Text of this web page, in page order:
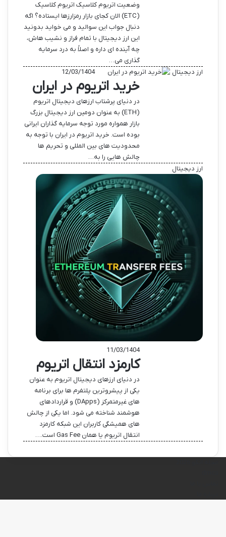
وضعیت اتریوم کلاسیک اتریوم کلاسیک
(ETC) الان کجای بازار رمزارزها ایستاده؟ اگه
دنبال جواب این سوالید و می خواید بدونید
این ارز دیجیتال با تمام فراز و نشیب هاش،
چه آینده ای داره و اصلاً به درد سرمایه
گذاری می…
ارز دیجیتال
12/03/1404
خرید اتریوم در ایران
در دنیای پرشتاب ارزهای دیجیتال اتریوم
(ETH) به عنوان دومین ارز دیجیتال بزرگ
بازار همواره مورد توجه سرمایه گذاران ایرانی
بوده است. خرید اتریوم در ایران با توجه به
محدودیت های بین المللی و تحریم ها
چالش هایی را به…
ارز دیجیتال
11/03/1404
کارمزد انتقال اتریوم
در دنیای ارزهای دیجیتال اتریوم به عنوان
یکی از پیشروترین پلتفرم ها برای برنامه
های غیرمتمرکز (DApps) و قراردادهای
هوشمند شناخته می شود. اما یکی از چالش
های همیشگی کاربران این شبکه کارمزد
انتقال اتریوم یا همان Gas Fee است.…